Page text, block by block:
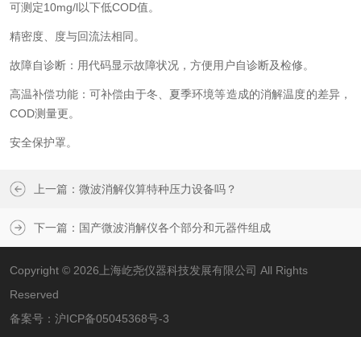
可测定10mg/l以下低COD值。
精密度、度与回流法相同。
故障自诊断：用代码显示故障状况，方便用户自诊断及检修。
高温补偿功能：可补偿由于冬、夏季环境等造成的消解温度的差异，
COD测量更。
安全保护罩。
上一篇： 微波消解仪算特种压力设备吗？
下一篇： 国产微波消解仪各个部分和元器件组成
Copyright © 2026上海屹尧仪器科技发展有限公司 All Rights
Reserved
备案号： 沪ICP备05045368号-3